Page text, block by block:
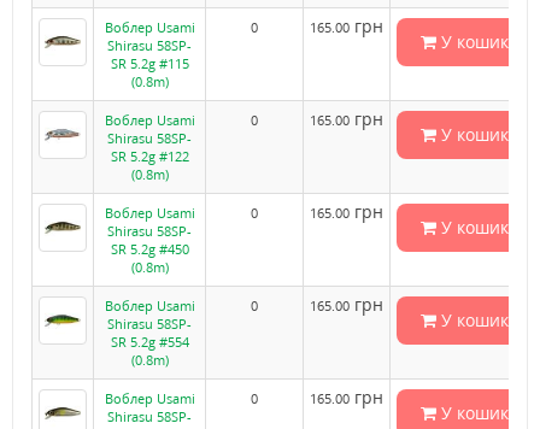
Воблер Usami
Shirasu 58SP-
SR 5.2g #115
(0.8m)
0 165.00 грн
У кошик
Воблер Usami
Shirasu 58SP-
SR 5.2g #122
(0.8m)
0 165.00 грн
У кошик
Воблер Usami
Shirasu 58SP-
SR 5.2g #450
(0.8m)
0 165.00 грн
У кошик
Воблер Usami
Shirasu 58SP-
SR 5.2g #554
(0.8m)
0 165.00 грн
У кошик
Воблер Usami
Shirasu 58SP-
0 165.00 грн
У кошик